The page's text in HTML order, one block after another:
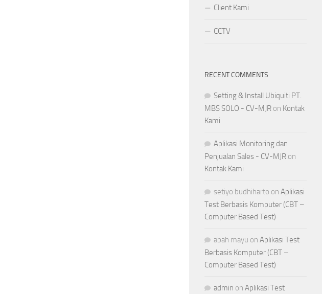
Client Kami
CCTV
RECENT COMMENTS
Setting & Install Ubiquiti PT.
MBS SOLO - CV-MJR on Kontak
Kami
Aplikasi Monitoring dan
Penjualan Sales - CV-MJR on
Kontak Kami
setiyo budhiharto on Aplikasi
Test Berbasis Komputer (CBT –
Computer Based Test)
abah mayu on Aplikasi Test
Berbasis Komputer (CBT –
Computer Based Test)
admin on Aplikasi Test